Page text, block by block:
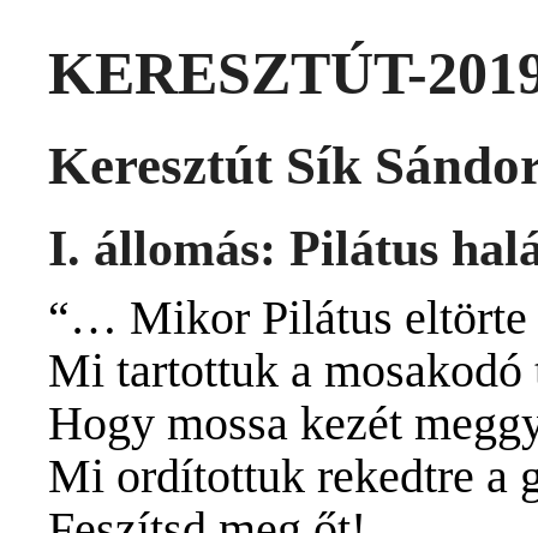
KERESZTÚT-
Keresztút Sík
I. állomás: Pilátus
“… Mikor Pilátus eltörte
Mi tartottuk a mosakodó
Hogy mossa kezét
Mi ordítottuk rekedtre a